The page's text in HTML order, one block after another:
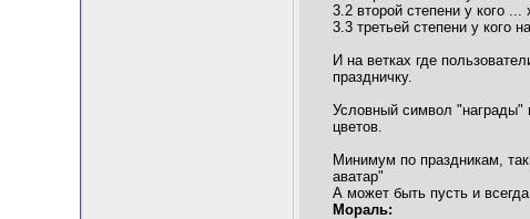
3.2 второй степени у кого ...
3.3 третьей степени у кого
И на ветках где
праздничку.
Условный символ "награды"
цветов.
Минимум по праздникам,
аватар"
А может быть пусть и
Мораль: